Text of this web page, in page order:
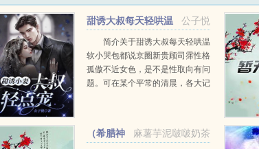
公子悦
甜诱大叔每天轻哄温
软小哭包
简介关于甜诱大叔每天轻哄温
软小哭包都说京圈新贵顾司霈性格
孤傲不近女色，是不是性取向有问
题。可在某个平常的清晨，各大记
少奶奶。有说人高腿长...
麻薯芋泥啵啵奶茶
（希腊神